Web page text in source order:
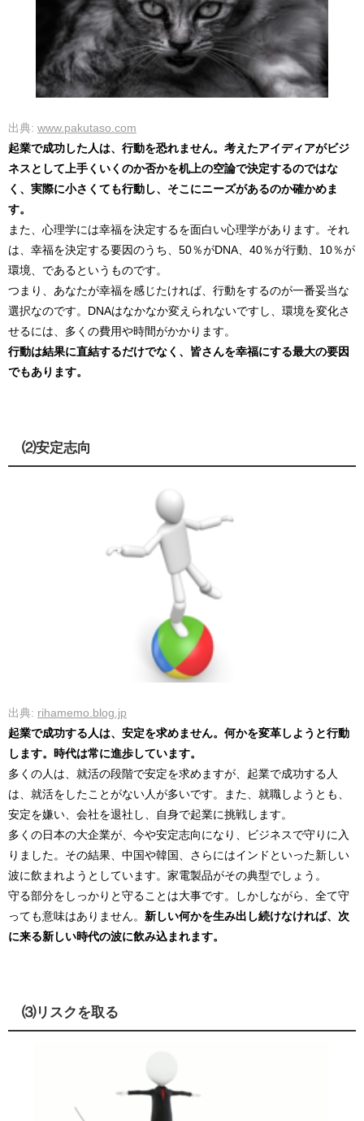
出典: www.pakutaso.com
起業で成功した人は、行動を恐れません。考えたアイディアがビジ
ネスとして上手くいくのか否かを机上の空論で決定するのではな
く、実際に小さくても行動し、そこにニーズがあるのか確かめま
す。
また、心理学には幸福を決定するを面白い心理学があります。それ
は、幸福を決定する要因のうち、50％がDNA、40％が行動、10％が
環境、であるというものです。
つまり、あなたが幸福を感じたければ、行動をするのが一番妥当な
選択なのです。DNAはなかなか変えられないですし、環境を変化さ
せるには、多くの費用や時間がかかります。
行動は結果に直結するだけでなく、皆さんを幸福にする最大の要因
でもあります。
⑵安定志向
出典: rihamemo.blog.jp
起業で成功する人は、安定を求めません。何かを変革しようと行動
します。時代は常に進歩しています。
多くの人は、就活の段階で安定を求めますが、起業で成功する人
は、就活をしたことがない人が多いです。また、就職しようとも、
安定を嫌い、会社を退社し、自身で起業に挑戦します。
多くの日本の大企業が、今や安定志向になり、ビジネスで守りに入
りました。その結果、中国や韓国、さらにはインドといった新しい
波に飲まれようとしています。家電製品がその典型でしょう。
守る部分をしっかりと守ることは大事です。しかしながら、全て守
っても意味はありません。 新しい何かを生み出し続けなければ、次
に来る新しい時代の波に飲み込まれます。
⑶リスクを取る